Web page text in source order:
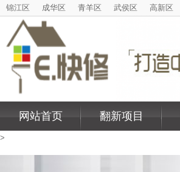
锦江区 成华区 青羊区 武侯区 高新区
网站首页 翻新项目
>